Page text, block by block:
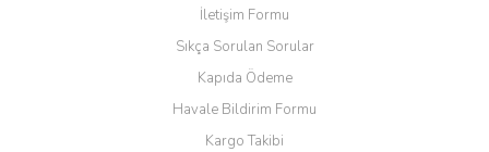
Ürün açıklamasında eksik bilgiler bulunuyor.
Ürün bilgilerinde hatalar bulunuyor.
Ürün fiyatı diğer sitelerden daha pahalı.
Bu ürüne benzer farklı alternatifler olmalı.
İletişim Formu
Sıkça Sorulan Sorular
Kapıda Ödeme
Havale Bildirim Formu
Kargo Takibi